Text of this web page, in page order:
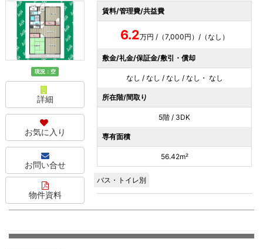
現況：空
詳細
お気に入り
お問い合せ
物件資料
賃料/管理費/共益費
6.2万円 /（7,000円）/（なし）
敷金/礼金/保証金/敷引・償却
なし / なし / なし / なし・ なし
所在階/間取り
5階 / 3DK
専有面積
56.42m²
バス・トイレ別